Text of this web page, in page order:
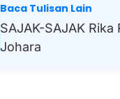
Baca Tulisan Lain
SAJAK-SAJAK Rika
Johara